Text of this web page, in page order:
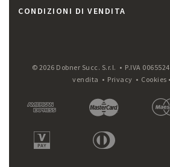
CONDIZIONI DI VENDITA
© 2026 Dobner Succ. S.r.l. • P.IVA
vendita • Privacy • Cookies •